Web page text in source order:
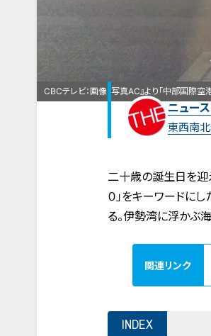
CBCテレビ：画像『写真AC』より「中部国際空
ニュー
東西南
二十歳の誕生日を迎
０」をキーワードに
る。伊勢湾に浮かぶ海
関連リンク
INDEX